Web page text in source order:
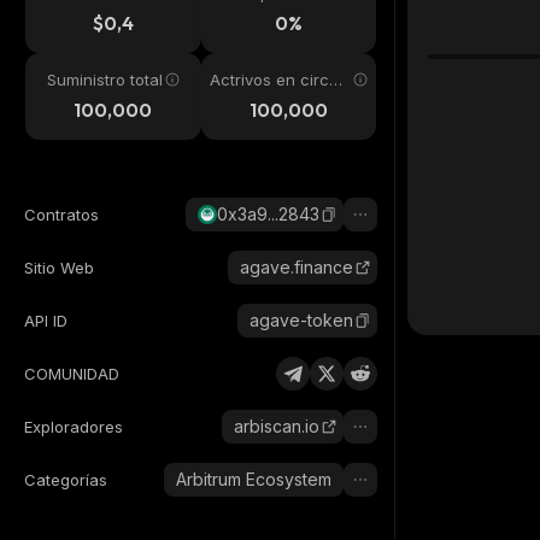
$0,4 0%
Suministro total
100,000
Actrivos en circul
ación100,000
Contratos 0x3a9...2843
Sitio Web agave.finance
API ID agave-token
COMUNIDAD
Exploradores arbiscan.io
Categorías Arbitrum Ecosystem